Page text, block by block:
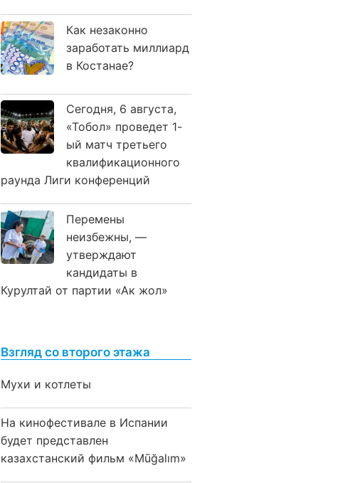
Как незаконно
заработать миллиард
в Костанае?
Сегодня, 6 августа,
«Тобол» проведет 1-
ый матч третьего
квалификационного
раунда Лиги конференций
Перемены
неизбежны, —
утверждают
кандидаты в
Курултай от партии «Ак жол»
Взгляд со второго этажа
Мухи и котлеты
На кинофестивале в Испании
будет представлен
казахстанский фильм «Mūğalım»